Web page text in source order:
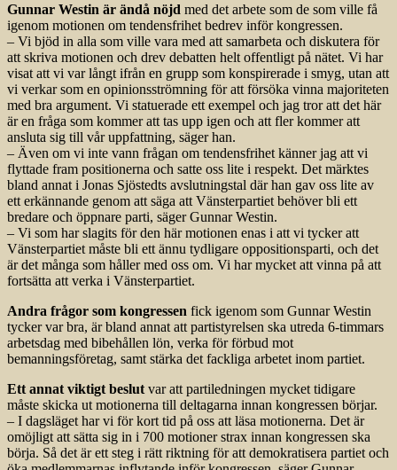
Gunnar Westin är ändå nöjd med det arbete som de som ville få
igenom motionen om tendensfrihet bedrev inför kongressen.
– Vi bjöd in alla som ville vara med att samarbeta och diskutera för
att skriva motionen och drev debatten helt offentligt på nätet. Vi har
visat att vi var långt ifrån en grupp som konspirerade i smyg, utan att
vi verkar som en opinionsströmning för att försöka vinna majoriteten
med bra argument. Vi statuerade ett exempel och jag tror att det här
är en fråga som kommer att tas upp igen och att fler kommer att
ansluta sig till vår uppfattning, säger han.
– Även om vi inte vann frågan om tendensfrihet känner jag att vi
flyttade fram positionerna och satte oss lite i respekt. Det märktes
bland annat i Jonas Sjöstedts avslutningstal där han gav oss lite av
ett erkännande genom att säga att Vänsterpartiet behöver bli ett
bredare och öppnare parti, säger Gunnar Westin.
– Vi som har slagits för den här motionen enas i att vi tycker att
Vänsterpartiet måste bli ett ännu tydligare oppositions­parti, och det
är det många som håller med oss om. Vi har mycket att vinna på att
fortsätta att verka i Vänsterpartiet.
Andra frågor som kongressen fick igenom som Gunnar Westin
tycker var bra, är bland annat att partistyrelsen ska utreda 6-timmars
arbetsdag med bibehållen lön, verka för förbud mot
bemanningsföretag, samt stärka det fackliga arbetet inom partiet.
Ett annat viktigt beslut var att partiledningen mycket tidigare
måste skicka ut motionerna till deltagarna innan kongressen börjar.
– I dagsläget har vi för kort tid på oss att läsa motionerna. Det är
omöjligt att sätta sig in i 700 motioner strax innan kongressen ska
börja. Så det är ett steg i rätt riktning för att demokratisera partiet och